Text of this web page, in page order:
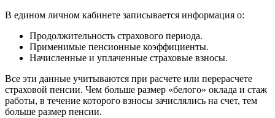
В едином личном кабинете записывается информация о:
Продолжительность страхового периода.
Применимые пенсионные коэффициенты.
Начисленные и уплаченные страховые взносы.
Все эти данные учитываются при расчете или перерасчете
страховой пенсии. Чем больше размер «белого» оклада и стаж
работы, в течение которого взносы зачислялись на счет, тем
больше размер пенсии.